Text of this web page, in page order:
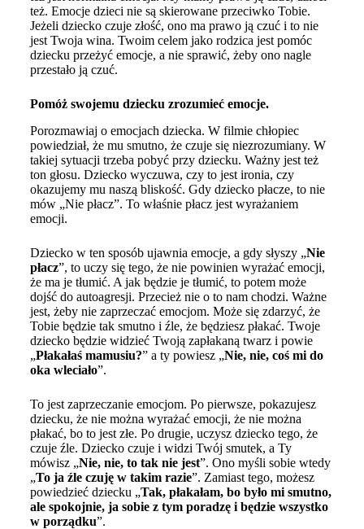
też. Emocje dzieci nie są skierowane przeciwko Tobie.
Jeżeli dziecko czuje złość, ono ma prawo ją czuć i to nie
jest Twoja wina. Twoim celem jako rodzica jest pomóc
dziecku przeżyć emocje, a nie sprawić, żeby ono nagle
przestało ją czuć.
Pomóż swojemu dziecku zrozumieć emocje.
Porozmawiaj o emocjach dziecka. W filmie chłopiec
powiedział, że mu smutno, że czuje się niezrozumiany. W
takiej sytuacji trzeba pobyć przy dziecku. Ważny jest też
ton głosu. Dziecko wyczuwa, czy to jest ironia, czy
okazujemy mu naszą bliskość. Gdy dziecko płacze, to nie
mów „Nie płacz”. To właśnie płacz jest wyrażaniem
emocji.
Dziecko w ten sposób ujawnia emocje, a gdy słyszy „Nie
płacz”, to uczy się tego, że nie powinien wyrażać emocji,
że ma je tłumić. A jak będzie je tłumić, to potem może
dojść do autoagresji. Przecież nie o to nam chodzi. Ważne
jest, żeby nie zaprzeczać emocjom. Może się zdarzyć, że
Tobie będzie tak smutno i źle, że będziesz płakać. Twoje
dziecko będzie widzieć Twoją zapłakaną twarz i powie
„Płakałaś mamusiu?” a ty powiesz „Nie, nie, coś mi do
oka wleciało”.
To jest zaprzeczanie emocjom. Po pierwsze, pokazujesz
dziecku, że nie można wyrażać emocji, że nie można
płakać, bo to jest złe. Po drugie, uczysz dziecko tego, że
czuje źle. Dziecko czuje i widzi Twój smutek, a Ty
mówisz „Nie, nie, to tak nie jest”. Ono myśli sobie wtedy
„To ja źle czuję w takim razie”. Zamiast tego, możesz
powiedzieć dziecku „Tak, płakałam, bo było mi smutno,
ale spokojnie, ja sobie z tym poradzę i będzie wszystko
w porządku”.